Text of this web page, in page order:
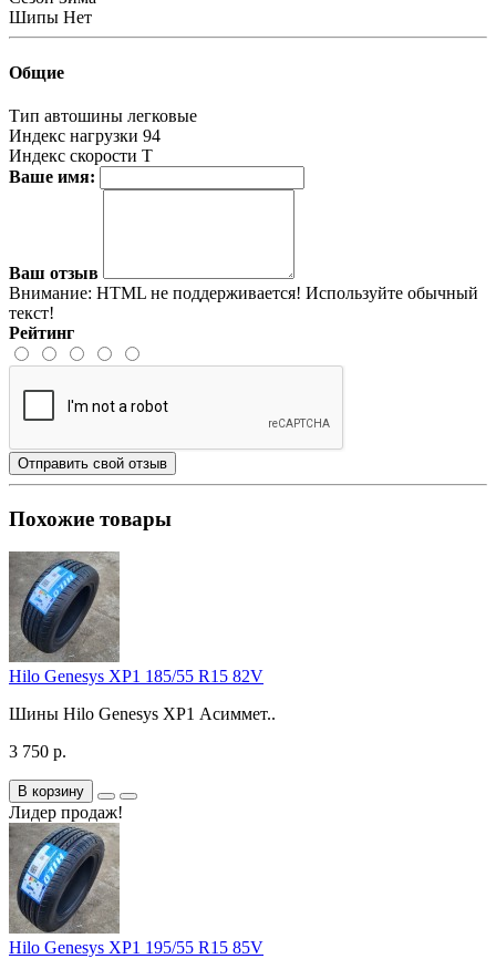
Шипы Нет
Общие
Тип автошины легковые
Индекс нагрузки 94
Индекс скорости T
Ваше имя:
Ваш отзыв
Внимание: HTML не поддерживается! Используйте обычный
текст!
Рейтинг
Отправить свой отзыв
Похожие товары
Hilo Genesys XP1 185/55 R15 82V
Шины Hilo Genesys XP1 Асиммет..
3 750 р.
В корзину
Лидер продаж!
Hilo Genesys XP1 195/55 R15 85V